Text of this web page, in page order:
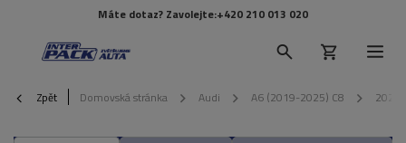
Máte dotaz? Zavolejte:+420 210 013 020
Zpět Domovská stránka Audi A6 (2019-2025) C8 2021